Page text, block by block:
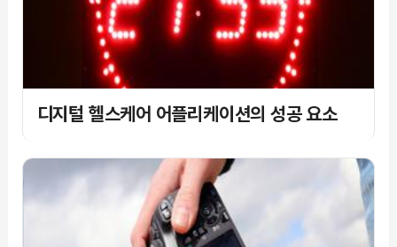
디지털 헬스케어 어플리케이션의 성공 요소